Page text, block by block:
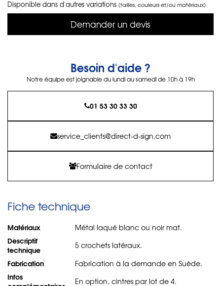
Disponible dans d'autres variations (tailles, couleurs et/ou matériaux)
Demander un devis
Besoin d'aide ?
Notre équipe est joignable du lundi au samedi de 10h à 19h
01 53 30 33 30
service_clients@direct-d-sign.com
Formulaire de contact
Fiche technique
Matériaux Métal laqué blanc ou noir mat.
Descriptif
technique
5 crochets latéraux.
Fabrication Fabrication à la demande en Suède.
Infos
En option, cintres par lot de 4.